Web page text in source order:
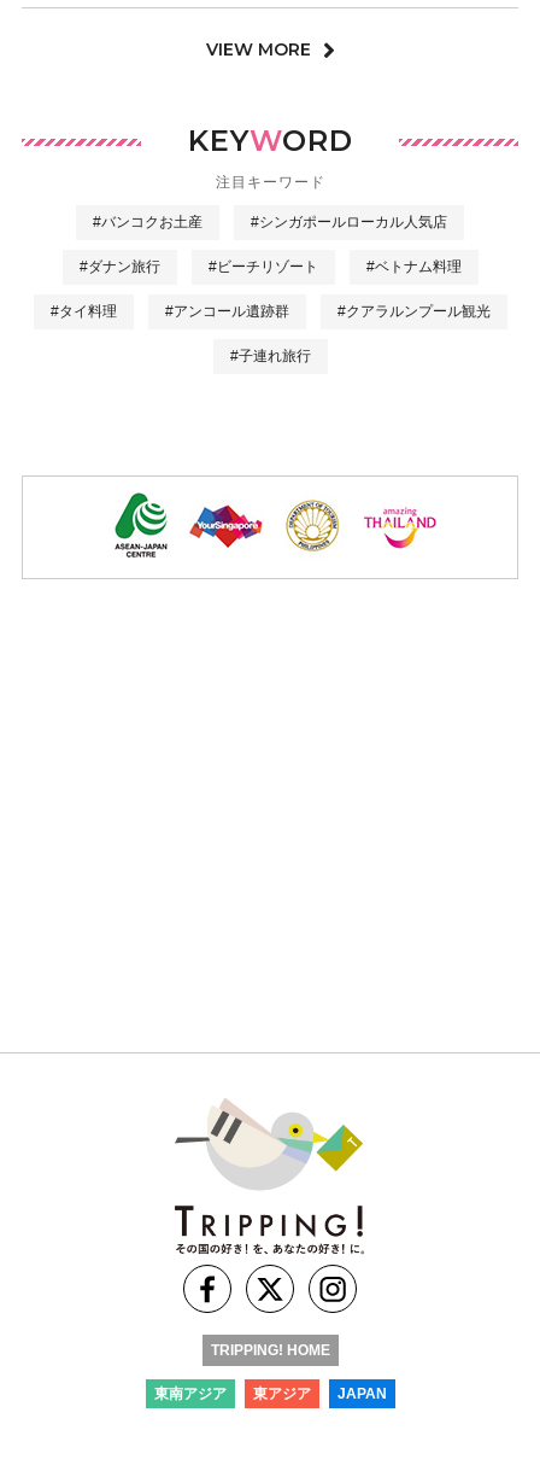
VIEW MORE
KEYWORD
注目キーワード
#バンコクお土産 #シンガポールローカル人気店
#ダナン旅行 #ビーチリゾート #ベトナム料理
#タイ料理 #アンコール遺跡群 #クアラルンプール観光
#子連れ旅行
TRIPPING! HOME
東南アジア 東アジア JAPAN